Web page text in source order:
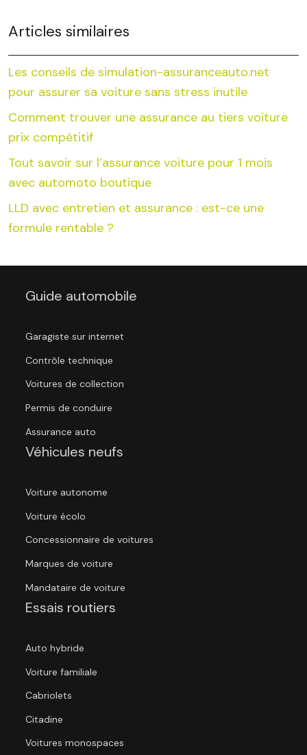
Articles similaires
Les conseils de simulation-assuranceauto.net
pour assurer sa voiture sans stress inutile
Comment trouver une assurance au tiers voiture
prix compétitif
Tout savoir sur l’assurance voiture pour 1 mois
avec automoto boutique
LLD avec entretien et assurance : est-ce une
formule rentable ?
Guide automobile
Garagiste sur internet
Contrôle technique
Voitures de collection
Permis de conduire
Assurance auto
Véhicules neufs
Voiture autonome
Voiture écolo
Concessionnaire de voitures
Marques de voiture
Mandataire de voiture
Essais routiers
Auto hybride
Voiture familiale
Cabriolets
Citadine
Voitures monospaces